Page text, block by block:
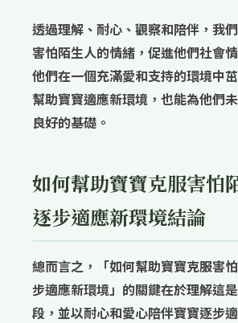
透過理解、耐心、觀察和陪伴 ，我
害怕陌生人的情緒，促進他們社會
他們在一個充滿愛和支持的環境中
幫助寶寶適應新環境，也能為他們
良好的基礎。
如何幫助寶寶克服害怕
逐步適應新環境結論
總而言之，「如何幫助寶寶克服害
步適應新環境」的關鍵在於理解這
段，並以耐心和愛心陪伴寶寶逐步